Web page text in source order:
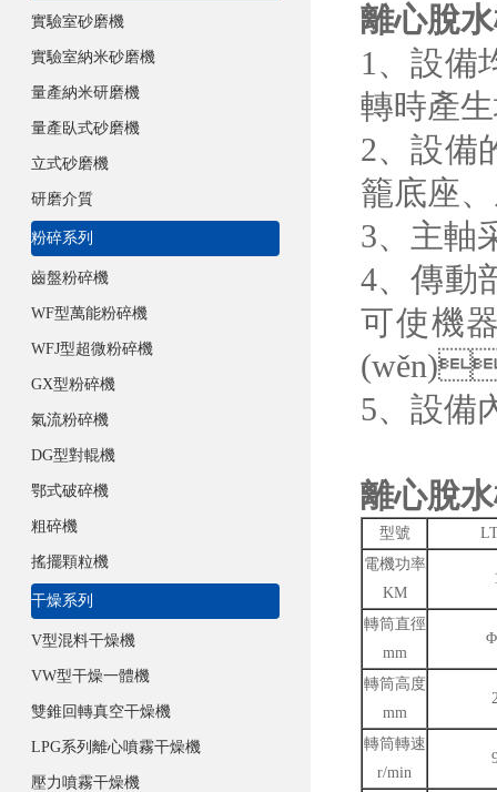
實驗室砂磨機
實驗室納米砂磨機
量產納米研磨機
量產臥式砂磨機
立式砂磨機
研磨介質
粉碎系列
齒盤粉碎機
WF型萬能粉碎機
WFJ型超微粉碎機
GX型粉碎機
氣流粉碎機
DG型對輥機
鄂式破碎機
粗碎機
搖擺顆粒機
干燥系列
V型混料干燥機
VW型干燥一體機
雙錐回轉真空干燥機
LPG系列離心噴霧干燥機
壓力噴霧干燥機
離心脫
1
轉時產生
2、設
籠底座
3、主軸
4、傳
可使機器
5、設
離心脫
型號
電機功率
KM
轉筒直徑
mm
轉筒高度
mm
轉筒轉速
r/min